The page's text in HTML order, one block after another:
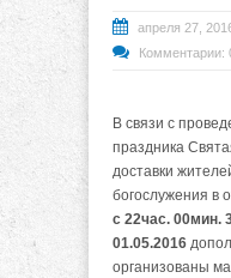
апреля 27,
Комментарии:
В связи с
праздника
доставки
богослужения в
с 22час. 00мин.
01.05.2016
организованы